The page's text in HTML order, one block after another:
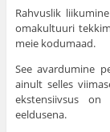
Rahvuslik
omakultuuri
meie kodumaad.
See avardumine
ainult selles
ekstensiivsus
eeldusena.